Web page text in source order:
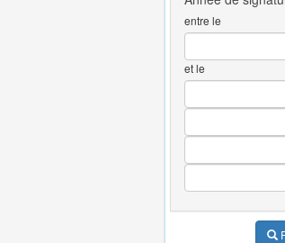
entre le
et le